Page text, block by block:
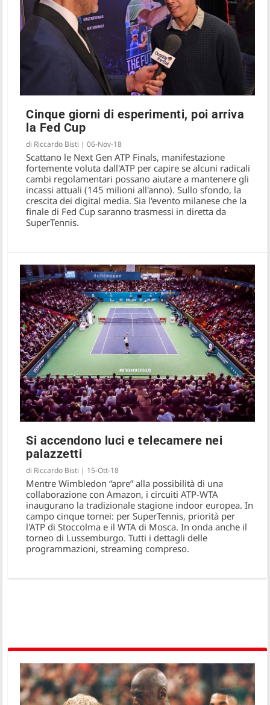
Cinque giorni di esperimenti, poi arriva
la Fed Cup
di Riccardo Bisti |06-Nov-18
Scattano le Next Gen ATP Finals, manifestazione
fortemente voluta dall'ATP per capire se alcuni radicali
cambi regolamentari possano aiutare a mantenere gli
incassi attuali (145 milioni all'anno). Sullo sfondo, la
crescita dei digital media. Sia l'evento milanese che la
finale di Fed Cup saranno trasmessi in diretta da
SuperTennis.
Si accendono luci e telecamere nei
palazzetti
di Riccardo Bisti | 15-Ott-18
Mentre Wimbledon “apre” alla possibilità di una
collaborazione con Amazon, i circuiti ATP-WTA
inaugurano la tradizionale stagione indoor europea. In
campo cinque tornei: per SuperTennis, priorità per
l'ATP di Stoccolma e il WTA di Mosca. In onda anche il
torneo di Lussemburgo. Tutti i dettagli delle
programmazioni, streaming compreso.